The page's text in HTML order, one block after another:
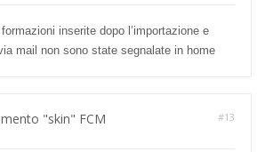
inserite dopo l’importazione e
mail non sono state segnalate in home
"skin" FCM #13